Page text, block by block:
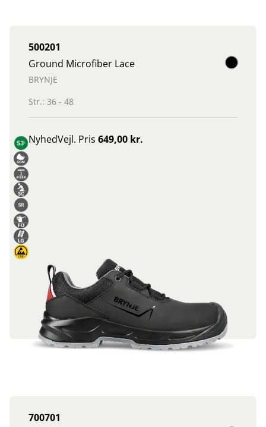
500201
Ground Microfiber Lace
BRYNJE
Str.: 36 - 48
NyhedVejl. Pris 649,00 kr.
700701